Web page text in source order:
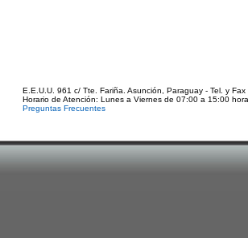
E.E.U.U. 961 c/ Tte. Fariña. Asunción, Paraguay - Tel. y
Horario de Atención: Lunes a Viernes de 07:00 a 15:00
Preguntas Frecuentes